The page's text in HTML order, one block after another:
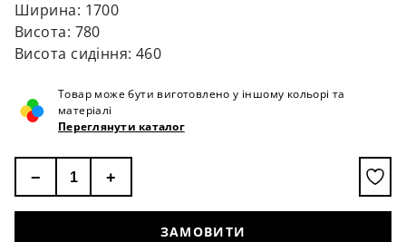
Ширина: 1700
Висота: 780
Висота сидіння: 460
Товар може бути виготовлено у іншому кольорі та
матеріалі
Переглянути каталог
− +
ЗАМОВИТИ